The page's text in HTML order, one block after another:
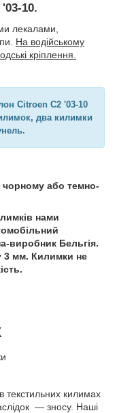
10.
лекалами,
На водійському
кріплення.
Citroen C2 '03-10
два килимки
або темно-
нами
виробник Бельгія.
3 мм. Килимки не
текстильних килимах
— зносу. Наші